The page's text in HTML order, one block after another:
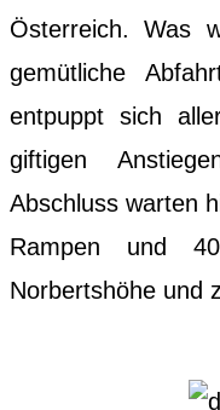
Österreich. Was
gemütliche
entpuppt sich
giftigen
Abschluss warten
Rampen und
Norbertshöhe und